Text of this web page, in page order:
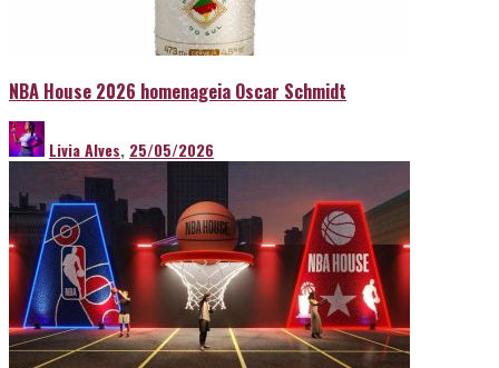
NBA House 2026 homenageia Oscar Schmidt
Livia Alves, 25/05/2026